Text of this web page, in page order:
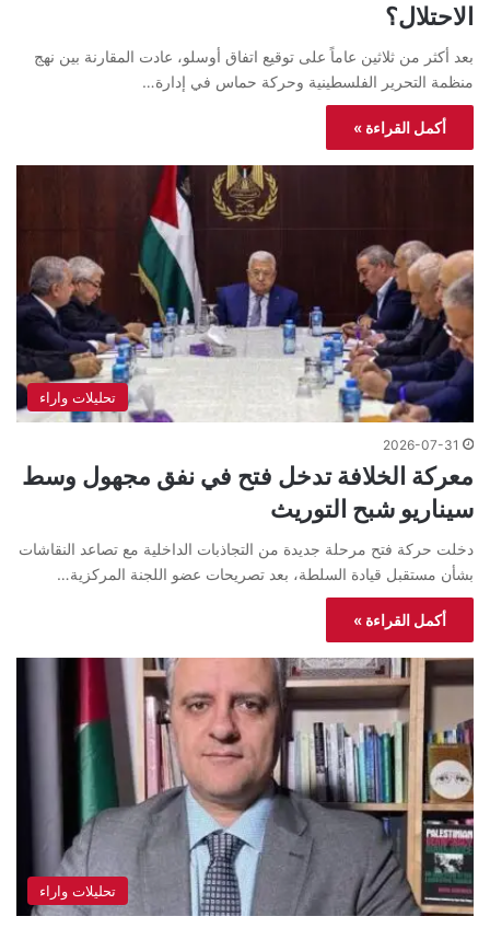
الاحتلال؟
بعد أكثر من ثلاثين عاماً على توقيع اتفاق أوسلو، عادت المقارنة بين نهج
منظمة التحرير الفلسطينية وحركة حماس في إدارة…
أكمل القراءة »
تحليلات واراء
2026-07-31
معركة الخلافة تدخل فتح في نفق مجهول وسط
سيناريو شبح التوريث
دخلت حركة فتح مرحلة جديدة من التجاذبات الداخلية مع تصاعد النقاشات
بشأن مستقبل قيادة السلطة، بعد تصريحات عضو اللجنة المركزية…
أكمل القراءة »
تحليلات واراء